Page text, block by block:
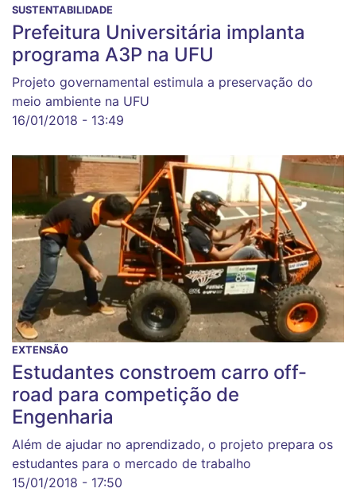
SUSTENTABILIDADE
Prefeitura Universitária implanta
programa A3P na UFU
Projeto governamental estimula a preservação do
meio ambiente na UFU
16/01/2018 - 13:49
EXTENSÃO
Estudantes constroem carro off-
road para competição de
Engenharia
Além de ajudar no aprendizado, o projeto prepara os
estudantes para o mercado de trabalho
15/01/2018 - 17:50